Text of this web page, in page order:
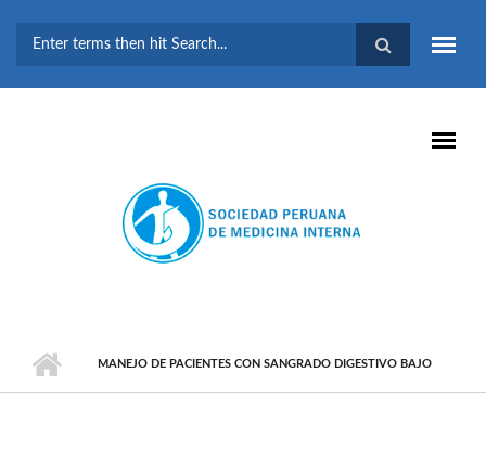
BÚSQUEDA
MANEJO DE PACIENTES CON SANGRADO DIGESTIVO BAJO